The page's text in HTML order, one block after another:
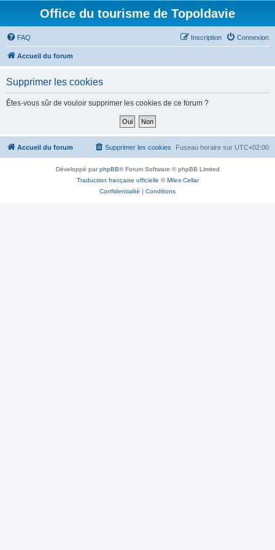
Office du tourisme de Topoldavie
FAQ Connexion
Inscription
Accueil du forum
Supprimer les cookies
Êtes-vous sûr de vouloir supprimer les cookies de ce forum ?
Accueil du forum Fuseau horaire sur UTC+02:00
Supprimer les cookies
Développé parphpBB® Forum Software © phpBB Limited
Traduction française officielle ©Miles Cellar
Confidentialité | Conditions